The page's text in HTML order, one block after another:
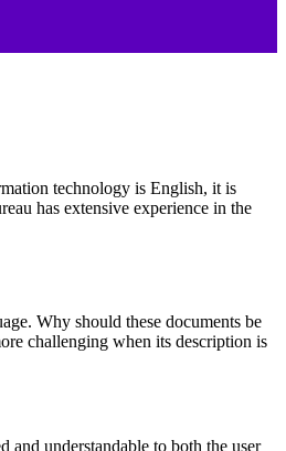
technology is English, it is
has extensive experience in the
. Why should these documents be
challenging when its description is
and understandable to both the user